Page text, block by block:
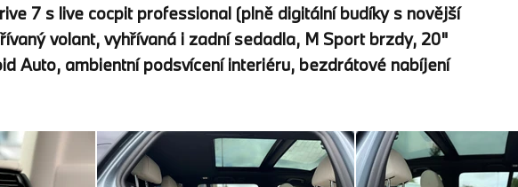
7 s live cocpit professional (plně digitální budíky s novější
volant, vyhřívaná i zadní sedadla, M Sport brzdy, 20"
Auto, ambientní podsvícení interiéru, bezdrátové nabíjení